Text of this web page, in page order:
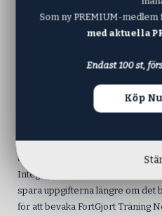
oss eller genom att kontakta
Träning Nordic AB har mottagit
9. Hur länge sparar
behov av att spara dem för att
uppgifterna samlades in för i
Integritetspolicy. FortGjort
spara uppgifterna längre om det
för att bevaka FortGjort Träning
Som ny PREMIUM-medlem
med aktuella
Endast 100 st,
Köp